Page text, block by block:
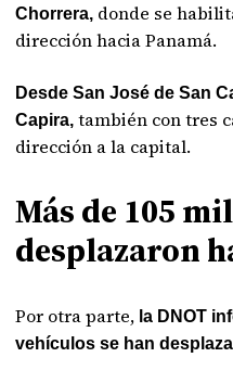
Chorrera, donde se
dirección hacia Panamá.
Desde San José de San
Capira, también con tres
dirección a la capital.
Más de 105
desplazaron
Por otra parte, la DNOT
vehículos se han